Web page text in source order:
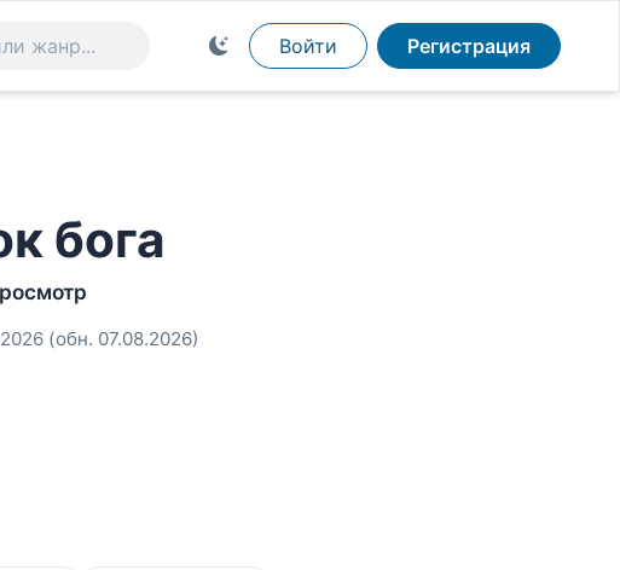
Войти Регистрация
бога
(обн. 07.08.2026)